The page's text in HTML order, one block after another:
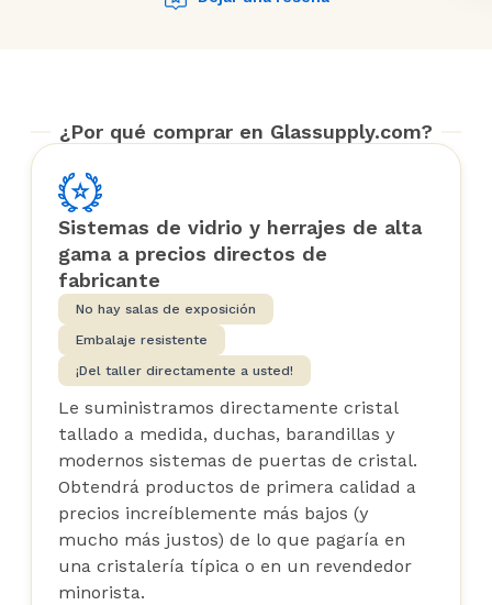
¿Por qué comprar en Glassupply.com?
Sistemas de vidrio y herrajes de alta
gama a precios directos de
fabricante
No hay salas de exposición
Embalaje resistente
¡Del taller directamente a usted!
Le suministramos directamente cristal
tallado a medida, duchas, barandillas y
modernos sistemas de puertas de cristal.
Obtendrá productos de primera calidad a
precios increíblemente más bajos (y
mucho más justos) de lo que pagaría en
una cristalería típica o en un revendedor
minorista.